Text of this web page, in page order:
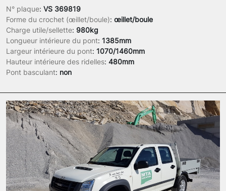
N° plaque: VS 369819
Forme du crochet (œillet/boule): œillet/boule
Charge utile/sellette: 980kg
Longueur intérieure du pont: 1385mm
Largeur intérieure du pont: 1070/1460mm
Hauteur intérieure des ridelles: 480mm
Pont basculant: non